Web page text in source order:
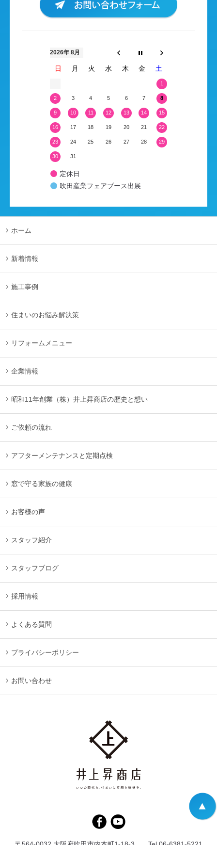
2026年 8月
日 月 火 水 木 金 土
1
2 3 4 5 6 7 8
9 10 11 12 13 14 15
16 17 18 19 20 21 22
23 24 25 26 27 28 29
30 31
定休日
吹田産業フェアブース出展
ホーム
新着情報
施工事例
住まいのお悩み解決策
リフォームメニュー
企業情報
昭和11年創業（株）井上昇商店の歴史と想い
ご依頼の流れ
アフターメンテナンスと定期点検
窓で守る家族の健康
お客様の声
スタッフ紹介
スタッフブログ
採用情報
よくある質問
プライバシーポリシー
お問い合わせ